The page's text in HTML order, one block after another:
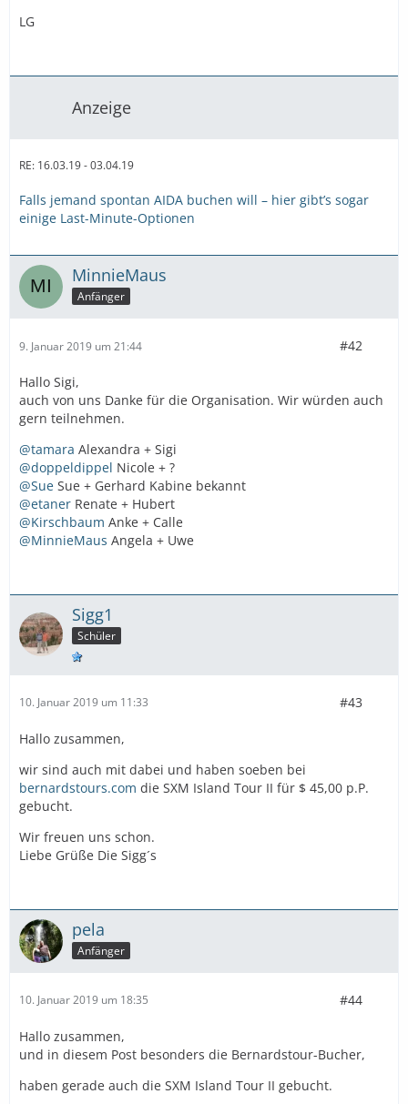
LG
Anzeige
RE: 16.03.19 - 03.04.19
Falls jemand spontan AIDA buchen will – hier gibt’s sogar
einige Last-Minute-Optionen
MinnieMaus
Anfänger
9. Januar 2019 um 21:44 #42
Hallo Sigi,
auch von uns Danke für die Organisation. Wir würden auch
gern teilnehmen.
@tamara Alexandra + Sigi
@doppeldippel Nicole + ?
@Sue Sue + Gerhard Kabine bekannt
@etaner Renate + Hubert
@Kirschbaum Anke + Calle
@MinnieMaus Angela + Uwe
Sigg1
Schüler
10. Januar 2019 um 11:33 #43
Hallo zusammen,
wir sind auch mit dabei und haben soeben bei
bernardstours.com die SXM Island Tour II für $ 45,00 p.P.
gebucht.
Wir freuen uns schon.
Liebe Grüße Die Sigg´s
pela
Anfänger
10. Januar 2019 um 18:35 #44
Hallo zusammen,
und in diesem Post besonders die Bernardstour-Bucher,
haben gerade auch die SXM Island Tour II gebucht.